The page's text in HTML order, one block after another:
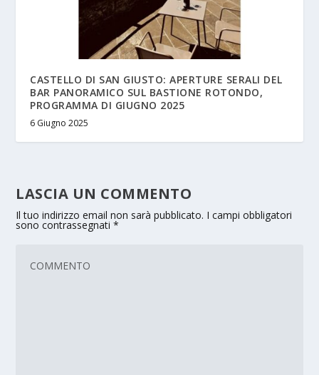
CASTELLO DI SAN GIUSTO: APERTURE SERALI DEL
BAR PANORAMICO SUL BASTIONE ROTONDO,
PROGRAMMA DI GIUGNO 2025
6 Giugno 2025
LASCIA UN COMMENTO
Il tuo indirizzo email non sarà pubblicato. I campi obbligatori
sono contrassegnati*